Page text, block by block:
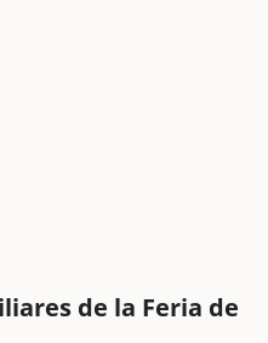
de la Feria de